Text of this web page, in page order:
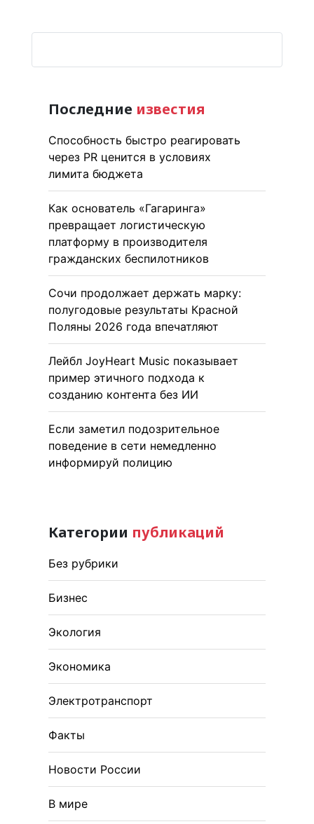
Последние известия
Способность быстро реагировать
через PR ценится в условиях
лимита бюджета
Как основатель «Гагаринга»
превращает логистическую
платформу в производителя
гражданских беспилотников
Сочи продолжает держать марку:
полугодовые результаты Красной
Поляны 2026 года впечатляют
Лейбл JoyHeart Music показывает
пример этичного подхода к
созданию контента без ИИ
Если заметил подозрительное
поведение в сети немедленно
информируй полицию
Категории публикаций
Без рубрики
Бизнес
Экология
Экономика
Электротранспорт
Факты
Новости России
В мире